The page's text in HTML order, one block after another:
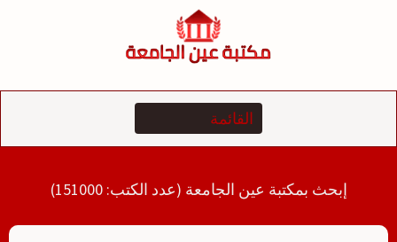
إبحث بمكتبة عين الجامعة (عدد الكتب: 151000)